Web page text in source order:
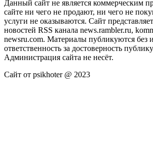
Данный сайт не является коммерческим
сайте ни чего не продают, ни чего не
услуги не оказываются. Сайт
новостей RSS канала news.rambler.ru,
newsru.com. Материалы публикуются без
ответственность за достоверность
Администрация сайта не несёт.
Сайт от psikhoter @ 2023